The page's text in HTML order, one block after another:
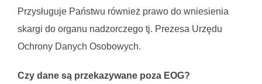
Przysługuje Państwu również prawo do wniesienia
skargi do organu nadzorczego tj. Prezesa Urzędu
Ochrony Danych Osobowych.
Czy dane są przekazywane poza EOG?